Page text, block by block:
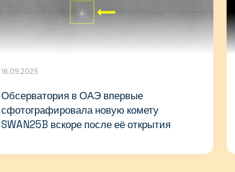
16.09.2025
Обсерватория в ОАЭ впервые
сфотографировала новую комету
SWAN25B вскоре после её открытия